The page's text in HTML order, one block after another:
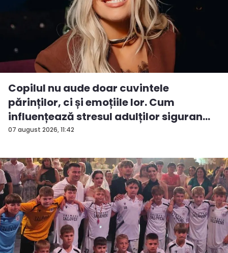
07 august 2026, 11:42
Copilul nu aude doar cuvintele
părinților, ci și emoțiile lor. Cum
influențează stresul adulților siguran...